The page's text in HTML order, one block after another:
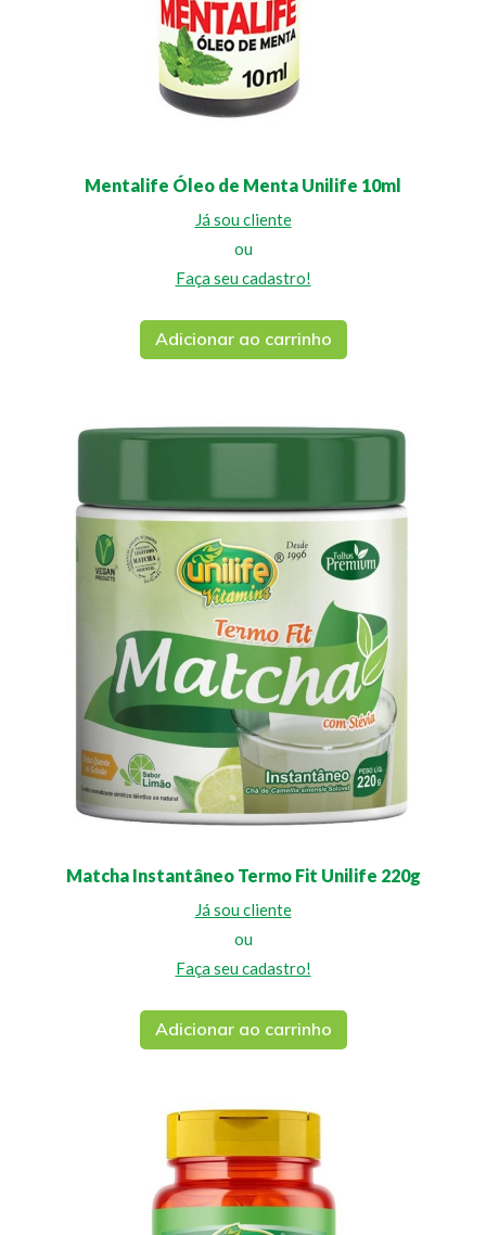
Mentalife Óleo de Menta Unilife 10ml
Já sou cliente
ou
Faça seu cadastro!
Adicionar ao carrinho
Matcha Instantâneo Termo Fit Unilife 220g
Já sou cliente
ou
Faça seu cadastro!
Adicionar ao carrinho